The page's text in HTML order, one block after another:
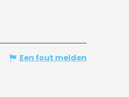
Een fout melden